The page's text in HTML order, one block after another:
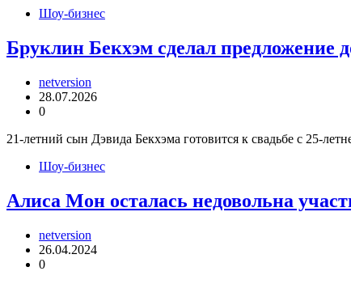
Шоу-бизнес
Бруклин Бекхэм сделал предложение
netversion
28.07.2026
0
21-летний сын Дэвида Бекхэма готовится к свадьбе с 25-
Шоу-бизнес
Алиса Мон осталась недовольна
netversion
26.04.2024
0